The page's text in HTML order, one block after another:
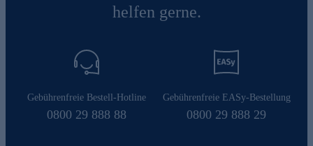
helfen gerne.
Gebührenfreie Bestell-Hotline
0800 29 888 88
Gebührenfreie EASy-Bestellung
0800 29 888 29